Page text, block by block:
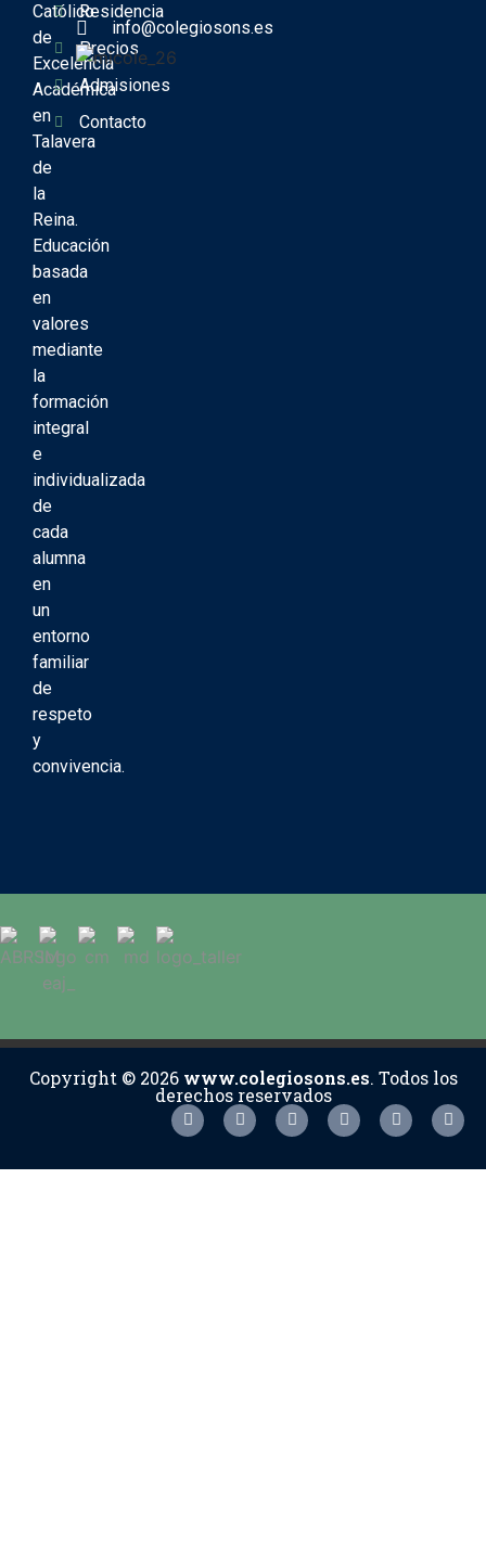
Católico
de
Excelencia
Académica
en
Talavera
de
la
Reina.
Educación
basada
en
valores
mediante
la
formación
integral
e
individualizada
de
cada
alumna
en
un
entorno
familiar
de
respeto
y
convivencia.
Residencia
Precios
Admisiones
Contacto
info@colegiosons.es
Copyright © 2026 www.colegiosons.es. Todos los
derechos reservados